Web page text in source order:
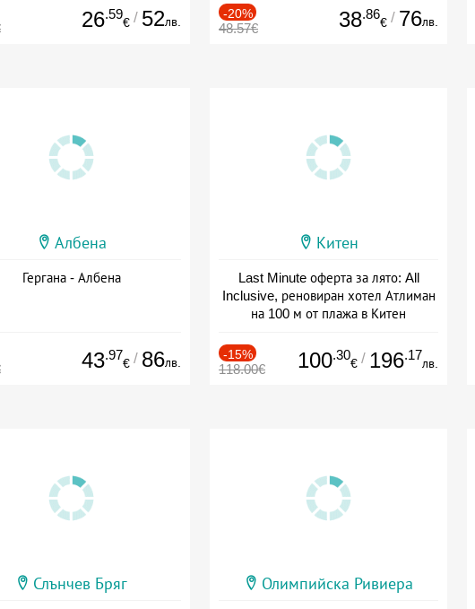
26.59
€ / 52лв.
-20%
48.57€ 38.86
€ / 76лв.
Албена
Гергана - Албена
43.97
€ / 86лв.
Китен
Last Minute оферта за лято: All
Inclusive, реновиран хотел Атлиман
на 100 м от плажа в Китен
-15%
118.00€ 100.30
€ / 196.17
лв.
Слънчев Бряг Олимпийска Ривиера